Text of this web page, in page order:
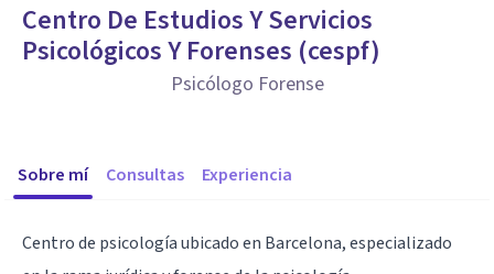
Centro De Estudios Y Servicios
Psicológicos Y Forenses (cespf)
Psicólogo Forense
Sobre mí Consultas Experiencia
Centro de psicología ubicado en Barcelona, especializado